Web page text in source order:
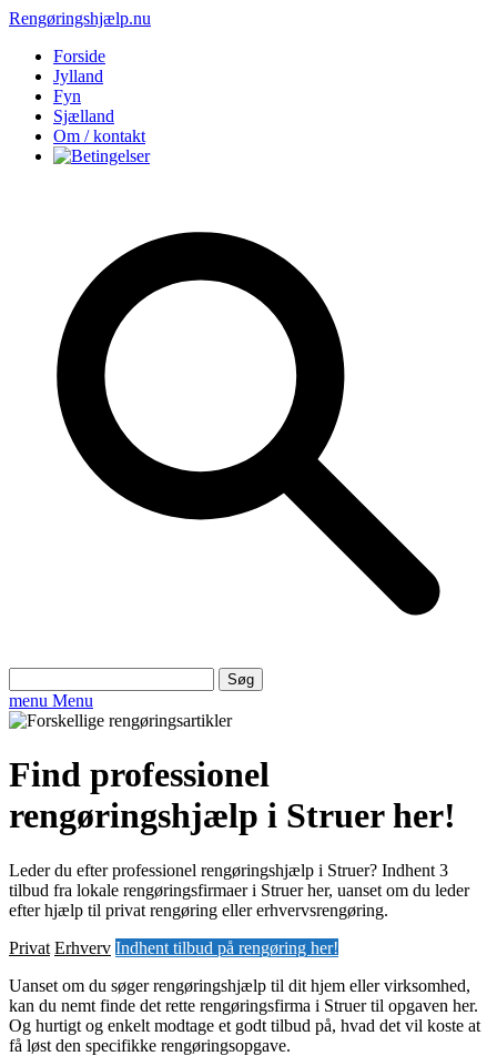
Rengøringshjælp.nu
Forside
Jylland
Fyn
Sjælland
Om / kontakt
efter:
menu Menu
Find professionel
rengøringshjælp i Struer her!
Leder du efter professionel rengøringshjælp i Struer? Indhent 3
tilbud fra lokale rengøringsfirmaer i Struer her, uanset om du leder
efter hjælp til privat rengøring eller erhvervsrengøring.
Privat Erhverv Indhent tilbud på rengøring her!
Uanset om du søger rengøringshjælp til dit hjem eller virksomhed,
kan du nemt finde det rette rengøringsfirma i Struer til opgaven her.
Og hurtigt og enkelt modtage et godt tilbud på, hvad det vil koste at
få løst den specifikke rengøringsopgave.